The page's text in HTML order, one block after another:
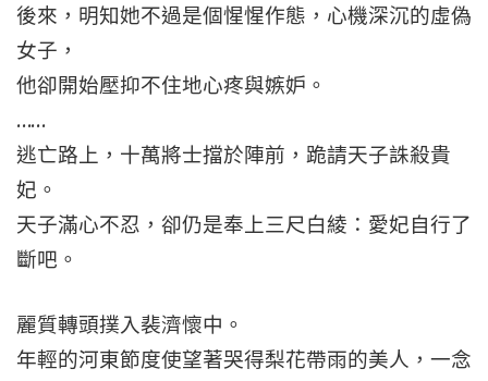
後來，明知她不過是個惺惺作態，心機深沉的虛偽
女子，
他卻開始壓抑不住地心疼與嫉妒。
……
逃亡路上，十萬將士擋於陣前，跪請天子誅殺貴
妃。
天子滿心不忍，卻仍是奉上三尺白綾：愛妃自行了
斷吧。
麗質轉頭撲入裴濟懷中。
年輕的河東節度使望著哭得梨花帶雨的美人，一念